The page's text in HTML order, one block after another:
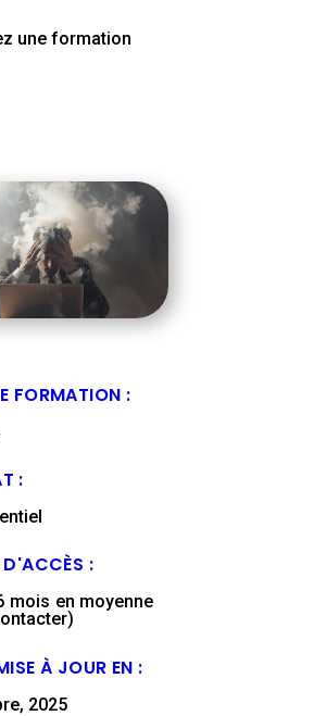
une formation
FORMATION :
:
D'ACCÈS :
mois en moyenne
À JOUR EN :
2025